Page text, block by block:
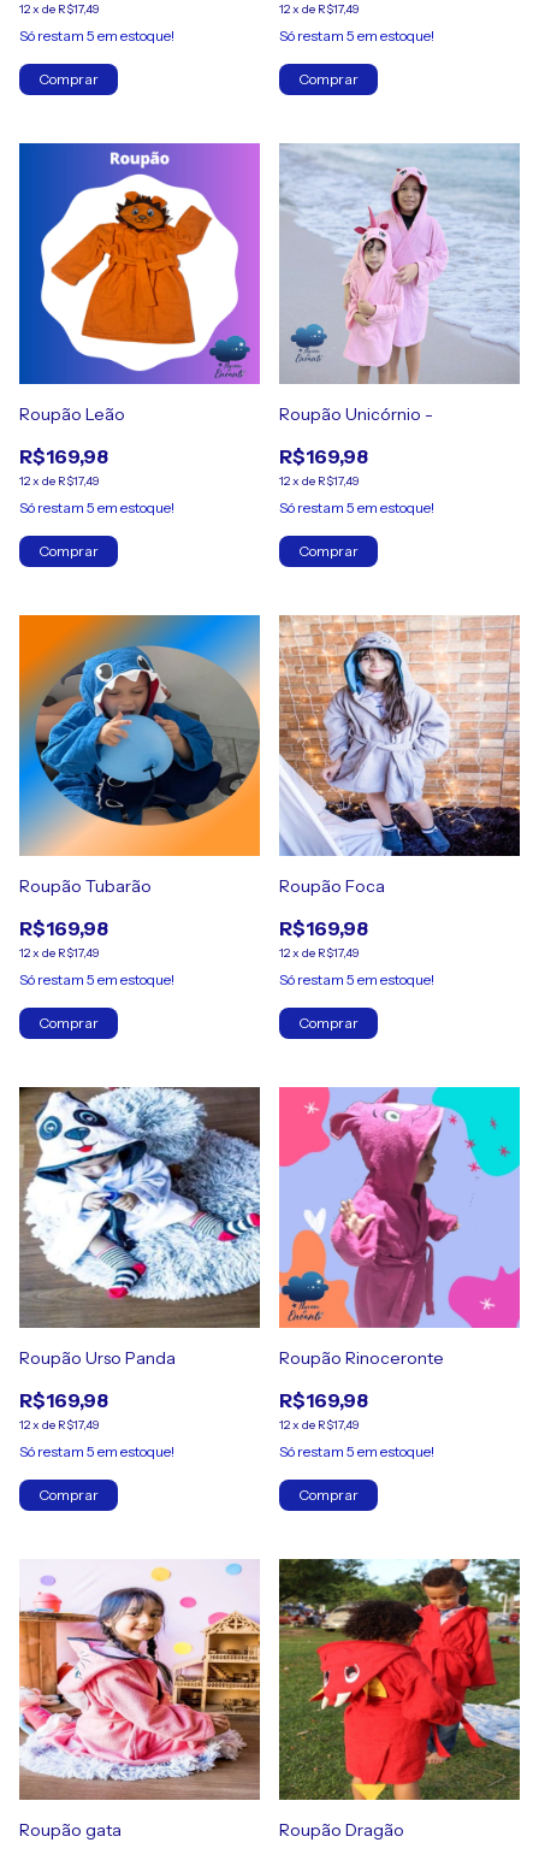
12x de R$17,49
Só restam 5 em estoque!
Comprar
12x de R$17,49
Só restam 5 em estoque!
Comprar
Roupão Leão
R$169,98
12x de R$17,49
Só restam 5 em estoque!
Comprar
Roupão Unicórnio -
R$169,98
12x de R$17,49
Só restam 5 em estoque!
Comprar
Roupão Tubarão
R$169,98
12x de R$17,49
Só restam 5 em estoque!
Comprar
Roupão Foca
R$169,98
12x de R$17,49
Só restam 5 em estoque!
Comprar
Roupão Urso Panda
R$169,98
12x de R$17,49
Só restam 5 em estoque!
Comprar
Roupão Rinoceronte
R$169,98
12x de R$17,49
Só restam 5 em estoque!
Comprar
Roupão gata Roupão Dragão